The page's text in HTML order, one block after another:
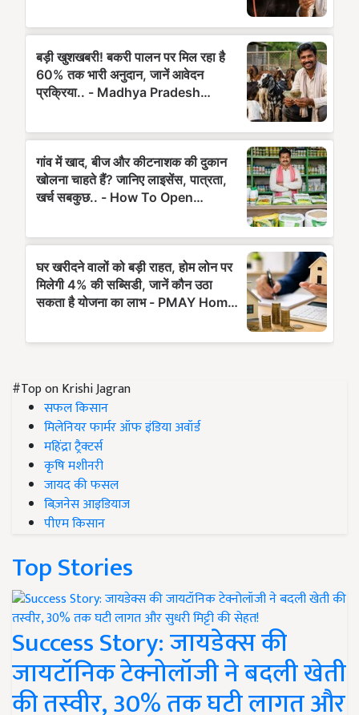
#Top on Krishi Jagran
सफल किसान
मिलेनियर फार्मर ऑफ इंडिया अवॉर्ड
महिंद्रा ट्रैक्टर्स
कृषि मशीनरी
जायद की फसल
बिज़नेस आइडियाज
पीएम किसान
Top Stories
Success Story: जायडेक्स की
जायटॉनिक टेक्नोलॉजी ने बदली खेती
की तस्वीर, 30% तक घटी लागत और